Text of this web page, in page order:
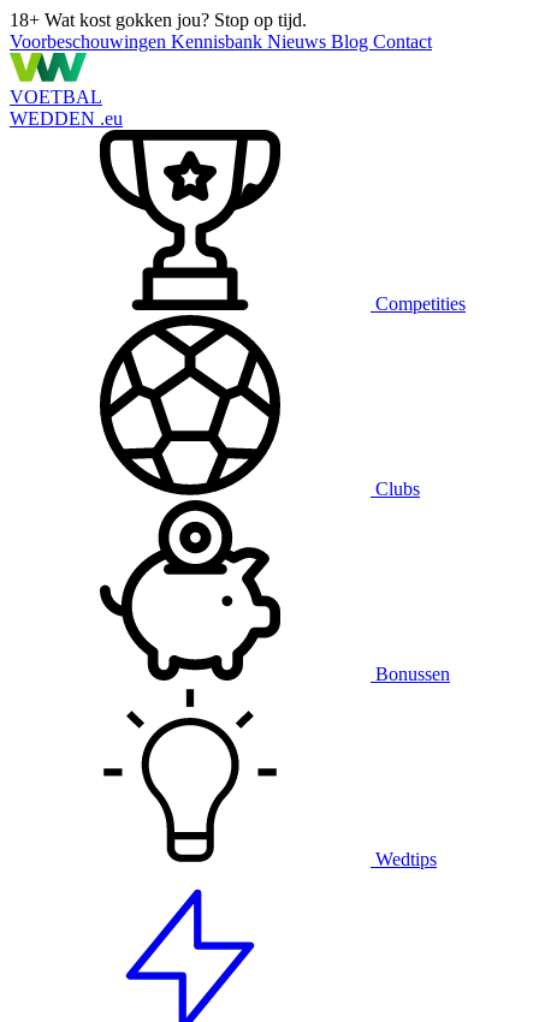
18+ Wat kost gokken jou? Stop op tijd.
Voorbeschouwingen Kennisbank Nieuws Blog Contact
VOETBAL
WEDDEN .eu
Competities
Clubs
Bonussen
Wedtips